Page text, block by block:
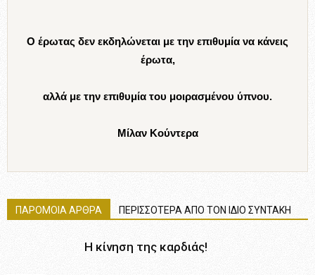
Ο έρωτας δεν εκδηλώνεται με την επιθυμία να κάνεις
έρωτα,
αλλά με την επιθυμία του μοιρασμένου ύπνου.
Μίλαν Κούντερα
ΠΑΡΟΜΟΙΑ ΑΡΘΡΑ ΠΕΡΙΣΣΟΤΕΡΑ ΑΠΟ ΤΟΝ ΙΔΙΟ ΣΥΝΤΑΚΗ
Η κίνηση της καρδιάς!